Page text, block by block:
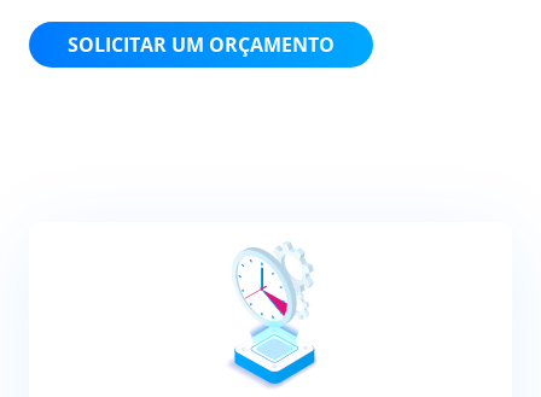
SOLICITAR UM ORÇAMENTO